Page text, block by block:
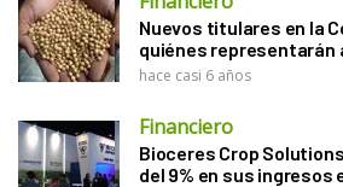
Nuevos titulares en la
quiénes representarán
hace casi 6 años
Financiero
Bioceres Crop
del 9% en sus ingresos